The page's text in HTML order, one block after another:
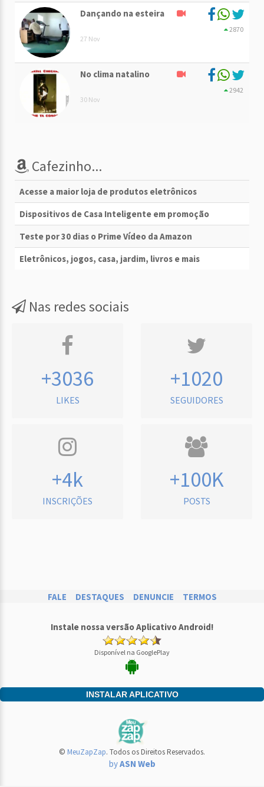
Dançando na esteira
27 Nov
2870
No clima natalino
30 Nov
2942
Cafezinho...
Acesse a maior loja de produtos eletrônicos
Dispositivos de Casa Inteligente em promoção
Teste por 30 dias o Prime Vídeo da Amazon
Eletrônicos, jogos, casa, jardim, livros e mais
Nas redes sociais
+3036
LIKES
+1020
SEGUIDORES
+4k
INSCRIÇÕES
+100K
POSTS
FALE DESTAQUES DENUNCIE TERMOS
Instale nossa versão Aplicativo Android!
Disponível na GooglePlay
INSTALAR APLICATIVO
© MeuZapZap. Todos os Direitos Reservados.
byASN Web